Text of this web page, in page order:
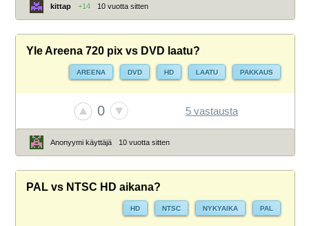
kittap +14 10 vuotta sitten
Yle Areena 720 pix vs DVD laatu?
AREENA DVD HD LAATU PAKKAUS
0 5 vastausta
Anonyymi käyttäjä 10 vuotta sitten
PAL vs NTSC HD aikana?
HD NTSC NYKYAIKA PAL